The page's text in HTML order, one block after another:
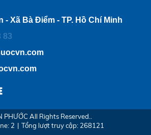
- Xã Bà Điểm - TP. Hồ Chí Minh
83
PHƯỚC All Rights Reserved..
2 | Tổng lượt truy cập: 268121